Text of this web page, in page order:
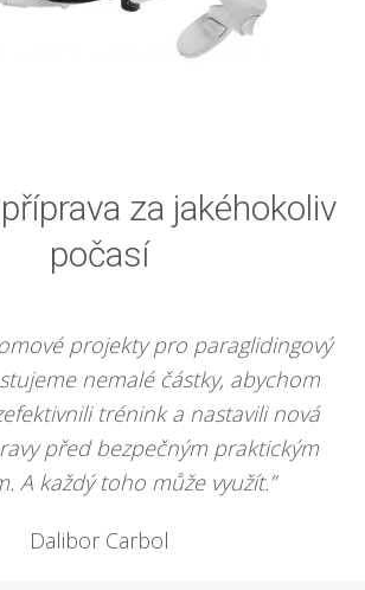
za jakéhokoliv
počasí
projekty pro paraglidingový
nemalé částky, abychom
trénink a nastavili nová
před bezpečným praktickým
A každý toho může využít.”
Dalibor Carbol